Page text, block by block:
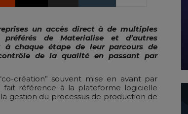
un accès direct à de multiples
de Materialise et d’autres
à chaque étape de leur parcours de
de la qualité en passant par
création” souvent mise en avant par
fait référence à la plateforme logicielle
gestion du processus de production de